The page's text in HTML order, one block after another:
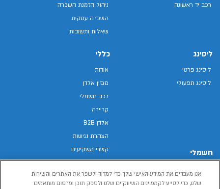
רכב יד ראשונה
ניהול הזמנת השכרה
השכרה עסקית
שאלות ותשובות
ליסינג
ליסינג פרטי
ליסינג תפעולי
חשמלי
רכב חשמלי
כללי
אודות
מגזין אלדן
רכב חשמלי
קריירה
אלדן B2B
הצהרת נגישות
קשרי משקיעים
מפת האתר
מדיניות פרטיות
אנו מעבדים את המידע האישי שלך כדי למדוד ולשפר את האתרים והשירות
שלנו, כדי לסייע לקמפיינים השיווקיים שלנו ולספק תוכן ופרסום מותאמים